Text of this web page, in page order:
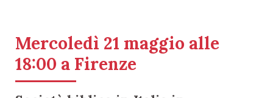
Mercoledì 21 maggio alle
18:00 a Firenze